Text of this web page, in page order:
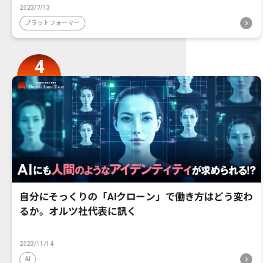
2023/7/13
プラットフォーマー
自分にそっくりの「AIクローン」で働き方はどう変わ
るか。オルツ社代表に訊く
2023/11/14
AI